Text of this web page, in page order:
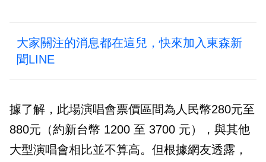
大家關注的消息都在這兒，快來加入東森新
聞LINE
據了解，此場演唱會票價區間為人民幣280元至
880元（約新台幣 1200 至 3700 元），與其他
大型演唱會相比並不算高。但根據網友透露，